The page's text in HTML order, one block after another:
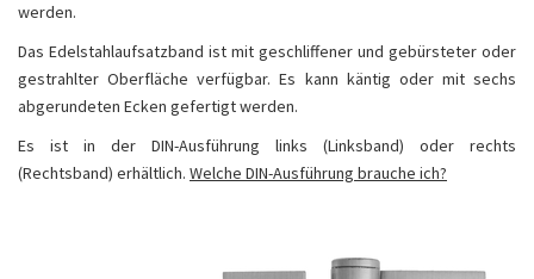
werden.
Das Edelstahlaufsatzband ist mit geschliffener und gebürsteter oder
gestrahlter Oberfläche verfügbar. Es kann käntig oder mit sechs
abgerundeten Ecken gefertigt werden.
Es ist in der DIN-Ausführung links (Linksband) oder rechts
(Rechtsband) erhältlich. Welche DIN-Ausführung brauche ich?